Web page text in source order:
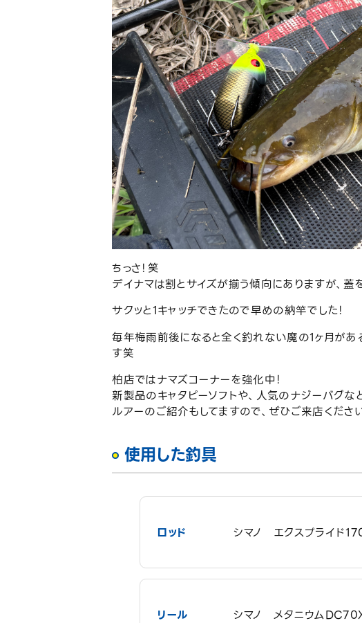
ちっさ！笑
デイナマは割とサイズが揃う傾向にありますが、
サクッと1キャッチできたので早めの納竿でした！
毎年梅雨前後になると全く釣れない魔の1ヶ月が
す笑
柏店ではナマズコーナーを強化中！
新製品のキャタピーソフトや、人気のナジーバグな
ルアーのご紹介もしてますので、ぜひご来店くださ
使用した釣具
ロッド シマノ エクスプライド
リール シマノ メタニウム